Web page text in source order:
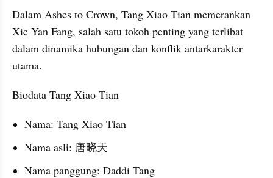
Dalam Ashes to Crown, Tang Xiao Tian memerankan
Xie Yan Fang, salah satu tokoh penting yang terlibat
dalam dinamika hubungan dan konflik antarkarakter
utama.
Biodata Tang Xiao Tian
Nama: Tang Xiao Tian
Nama asli: 唐晓天
Nama panggung: Daddi Tang